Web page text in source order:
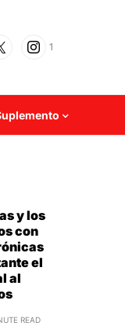
1
y los
con
el
al
READ